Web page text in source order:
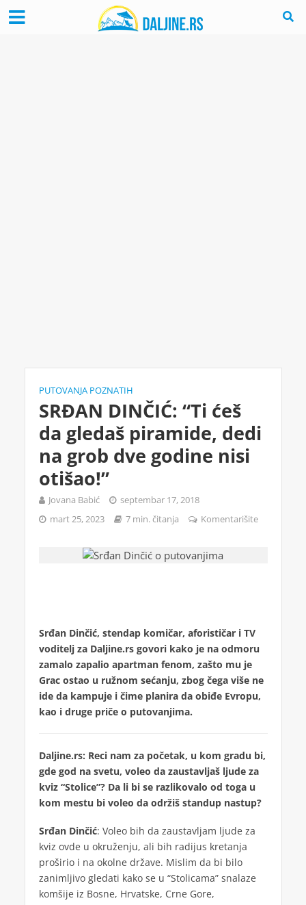
PUTOVANJA POZNATIH
SRĐAN DINČIĆ: “Ti ćeš
da gledaš piramide, dedi
na grob dve godine nisi
otišao!”
Jovana Babić
septembar 17, 2018
mart 25, 2023
7 min. čitanja Komentarišite
Srđan Dinčić, stendap komičar, aforističar i TV
voditelj za Daljine.rs govori kako je na odmoru
zamalo zapalio apartman fenom, zašto mu je
Grac ostao u ružnom sećanju, zbog čega više ne
ide da kampuje i čime planira da obiđe Evropu,
kao i druge priče o putovanjima.
Daljine.rs: Reci nam za početak, u kom gradu bi,
gde god na svetu, voleo da zaustavljaš ljude za
kviz “Stolice”? Da li bi se razlikovalo od toga u
kom mestu bi voleo da održiš standup nastup?
Srđan Dinčić: Voleo bih da zaustavljam ljude za
kviz ovde u okruženju, ali bih radijus kretanja
proširio i na okolne države. Mislim da bi bilo
zanimljivo gledati kako se u “Stolicama” snalaze
komšije iz Bosne, Hrvatske, Crne Gore,